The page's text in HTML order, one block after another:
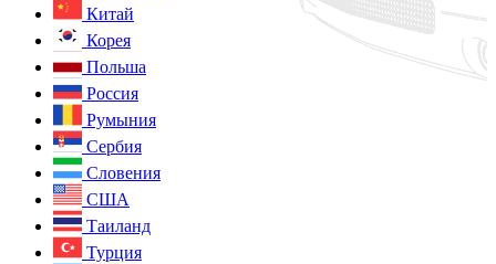
Китай
Корея
Польша
Россия
Румыния
Сербия
Словения
США
Таиланд
Турция